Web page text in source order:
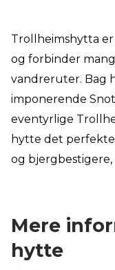
Trollheimshytta
og forbinder
vandreruter. Bag
imponerende
eventyrlige
hytte det
og bjergbestigere,
Mere
hytte